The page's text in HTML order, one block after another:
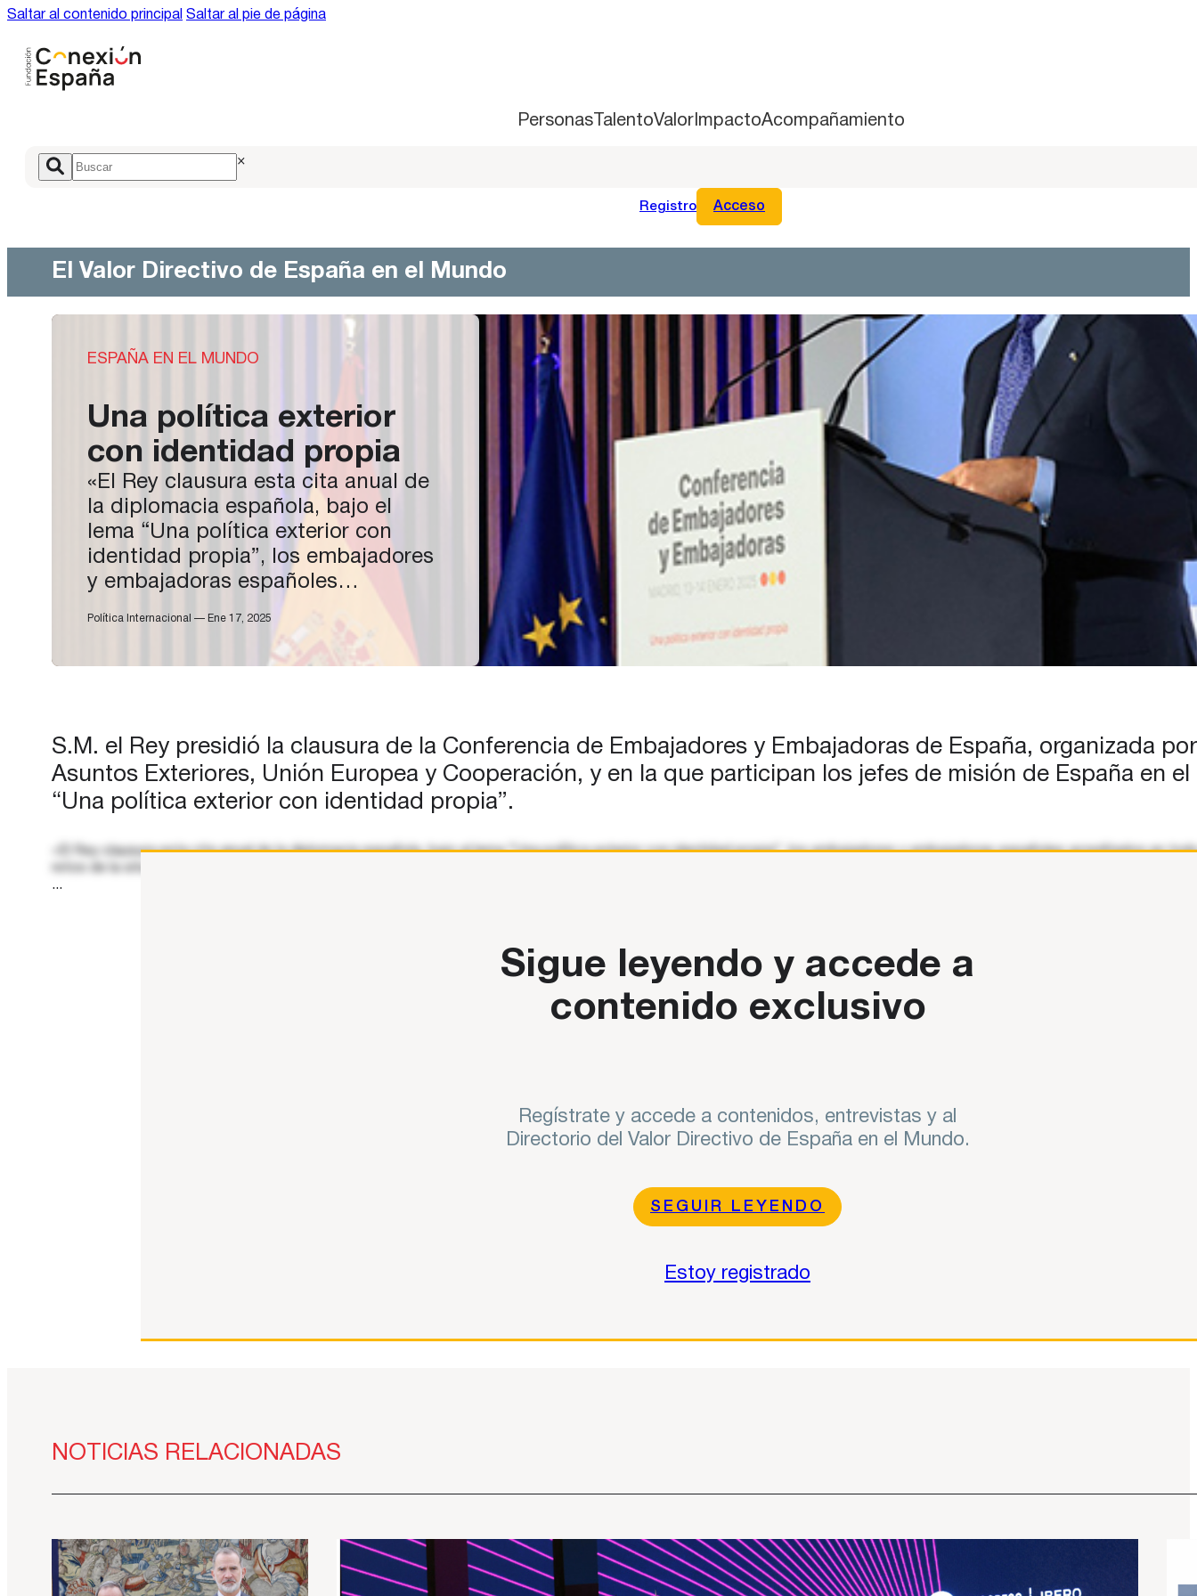
Saltar al contenido principal Saltar al pie de página
PersonasTalentoValorImpactoAcompañamiento
×
Registro Acceso
El Valor Directivo de España en el Mundo
ESPAÑA EN EL MUNDO
Una política exterior
con identidad propia
«El Rey clausura esta cita anual de
la diplomacia española, bajo el
lema “Una política exterior con
identidad propia”, los embajadores
y embajadoras españoles
acreditados en todo el mundo
reflexionan sobre los retos de la
situación política internacional en el
Embajadoras de España…
Política Internacional — Ene 17, 2025
S.M. el Rey presidió la clausura de la Conferencia de Embajadores y Embajadoras de España, organizada
Asuntos Exteriores, Unión Europea y Cooperación, y en la que participan los jefes de misión de España en
“Una política exterior con identidad propia”.
«El Rey clausura esta cita anual de la diplomacia española, bajo el lema “Una política exterior con identidad propia”, los embajadores y embajadoras españoles acreditados en
...
Sigue leyendo y accede a
contenido exclusivo
Regístrate y accede a contenidos, entrevistas y al
Directorio del Valor Directivo de España en el Mundo.
SEGUIR LEYENDO
Estoy registrado
NOTICIAS RELACIONADAS